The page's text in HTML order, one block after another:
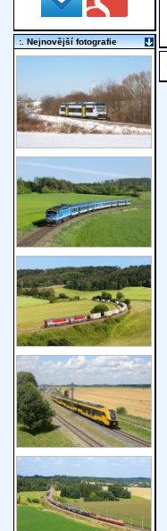
:. Nejnovější fotografie